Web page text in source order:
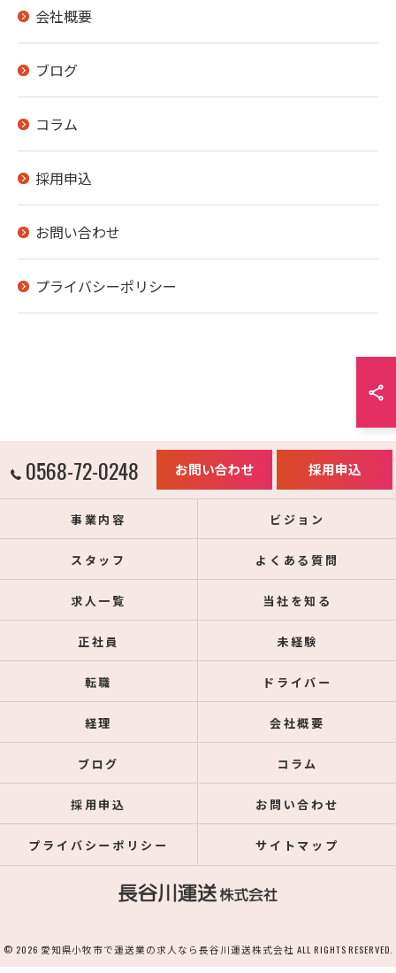
会社概要
ブログ
コラム
採用申込
お問い合わせ
プライバシーポリシー
0568-72-0248 お問い合わせ 採用申込
事業内容 ビジョン
スタッフ よくある質問
求人一覧 当社を知る
正社員 未経験
転職 ドライバー
経理 会社概要
ブログ コラム
採用申込 お問い合わせ
プライバシーポリシー サイトマップ
© 2026 愛知県小牧市で運送業の求人なら長谷川運送株式会社 ALL RIGHTS RESERVED.